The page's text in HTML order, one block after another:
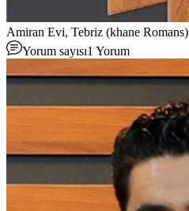
Amiran Evi, Tebriz (khane Romans)
Yorum sayısı1 Yorum